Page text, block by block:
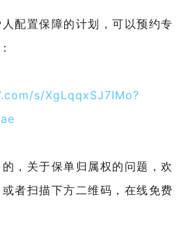
配置保障的计划，可以预约专
s/XgLqqxSJ7IMo?
，关于保单归属权的问题，欢
者扫描下方二维码，在线免费